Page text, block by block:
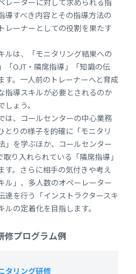
導すべき内容とその指導方法の
レーナーとしての役割を果たす
ルは、「モニタリング結果への
「OJT・隣席指導」「知識の伝
す。一人前のトレーナーへと育成
指導スキルが必要とされるのか
ょう。
は、コールセンターの中心業務
とりの様子を的確に「モニタリ
」を学ぶほか、コールセンター
り入れられている「隣席指導」
す。さらに相手の気付きや考え
ル」、多人数のオペーレーター
達を行う「インストラクタースキ
の定着化を目指します。
修プログラム例
タリング研修